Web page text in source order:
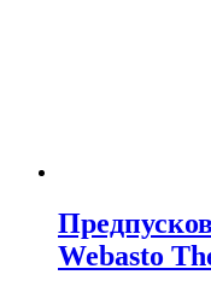
Webasto